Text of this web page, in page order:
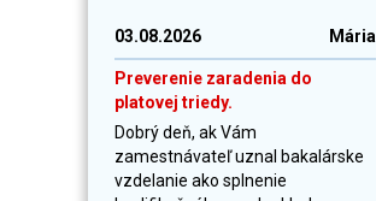
03.08.2026 Mária
Preverenie zaradenia do
platovej triedy.
Dobrý deň, ak Vám
zamestnávateľ uznal bakalárske
vzdelanie ako splnenie